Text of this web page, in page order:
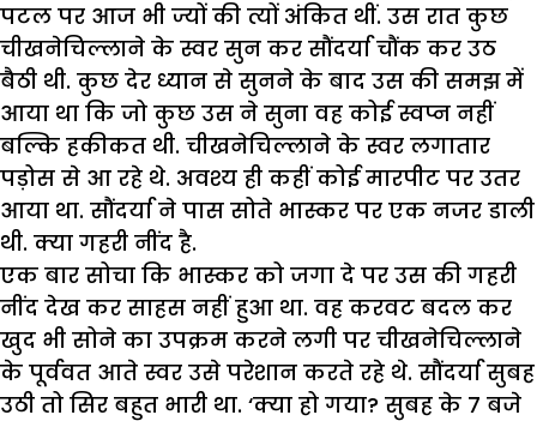
पटल पर आज भी ज्यों की त्यों अंकित थीं. उस रात कुछ
चीखनेचिल्लाने के स्वर सुन कर सौंदर्या चौंक कर उठ
बैठी थी. कुछ देर ध्यान से सुनने के बाद उस की समझ में
आया था कि जो कुछ उस ने सुना वह कोई स्वप्न नहीं
बल्कि हकीकत थी. चीखनेचिल्लाने के स्वर लगातार
पड़ोस से आ रहे थे. अवश्य ही कहीं कोई मारपीट पर उतर
आया था. सौंदर्या ने पास सोते भास्कर पर एक नजर डाली
थी. क्या गहरी नींद है.
एक बार सोचा कि भास्कर को जगा दे पर उस की गहरी
नींद देख कर साहस नहीं हुआ था. वह करवट बदल कर
खुद भी सोने का उपक्रम करने लगी पर चीखनेचिल्लाने
के पूर्ववत आते स्वर उसे परेशान करते रहे थे. सौंदर्या सुबह
उठी तो सिर बहुत भारी था. ‘क्या हो गया? सुबह के 7 बजे